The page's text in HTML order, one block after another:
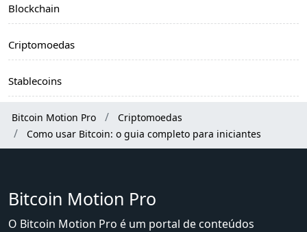
Blockchain
Criptomoedas
Stablecoins
Bitcoin Motion Pro
Criptomoedas
Como usar Bitcoin: o guia completo para iniciantes
Bitcoin Motion Pro
O Bitcoin Motion Pro é um portal de conteúdos